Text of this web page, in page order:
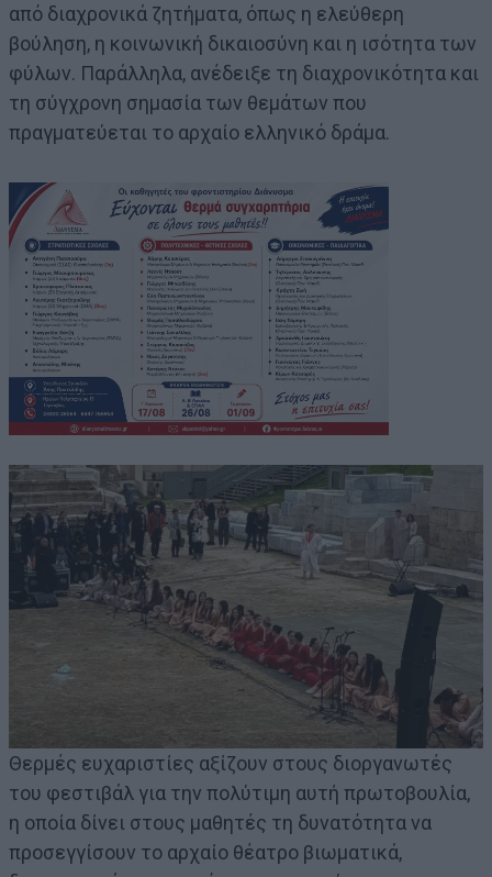
από διαχρονικά ζητήματα, όπως η ελεύθερη
βούληση, η κοινωνική δικαιοσύνη και η ισότητα των
φύλων. Παράλληλα, ανέδειξε τη διαχρονικότητα και
τη σύγχρονη σημασία των θεμάτων που
πραγματεύεται το αρχαίο ελληνικό δράμα.
Θερμές ευχαριστίες αξίζουν στους διοργανωτές
του φεστιβάλ για την πολύτιμη αυτή πρωτοβουλία,
η οποία δίνει στους μαθητές τη δυνατότητα να
προσεγγίσουν το αρχαίο θέατρο βιωματικά,